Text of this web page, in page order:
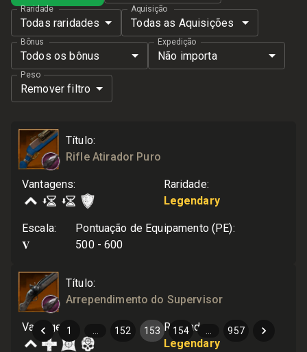
Raridade
Todas raridades
Aquisição
Todas as Aquisições
Bônus
Todos os bônus
Expedição
Não importa
Peso
Remover filtro
Título:
Rifle Atirador Puro
Vantagens: Raridade:
Legendary
Escala:
V
Pontuação de Equipamento (PE):
500 - 600
Título:
Arrependimento do Supervisor
Vantagens Raridade
Legendary
1 152 153 154 957